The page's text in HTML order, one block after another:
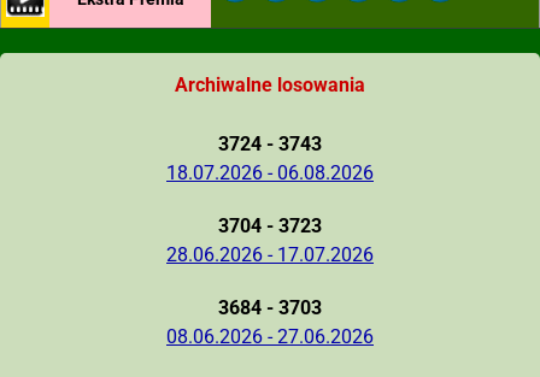
Archiwalne losowania
3724 - 3743
18.07.2026 - 06.08.2026
3704 - 3723
28.06.2026 - 17.07.2026
3684 - 3703
08.06.2026 - 27.06.2026